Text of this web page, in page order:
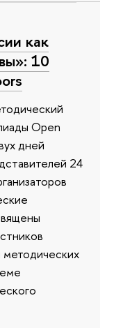
как
10
Open
дней
24
методических